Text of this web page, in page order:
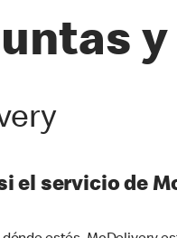
el servicio de